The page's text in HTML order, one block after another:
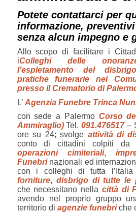
Potete contattarci per
informazione,
senza alcun impegno e
Allo scopo di facilitare i
iColleghi delle
l’espletamento del
pratiche funerarie nel
presso il Crematorio di
L’ Agenzia Funebre Trinca
con sede a Palermo Corso
Ammiraglio)Tel.091.476517–
ore su 24; svolge attività di
conto di cittadini colpiti da
operazioni cimiteriali,
Funebrinazionali ed
con i colleghi di tutta l’Italia
forniture, disbrigo di tutte le
che necessitano nella città di
avendo nel proprio gruppo
territorio di agenzie funebriche